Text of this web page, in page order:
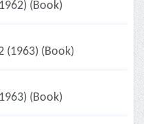
(Book)
(1963) (Book)
(Book)